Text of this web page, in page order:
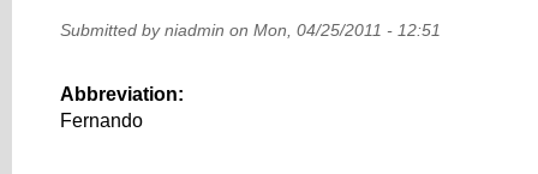
Submitted byniadmin on Mon, 04/25/2011 - 12:51
Abbreviation:
Fernando